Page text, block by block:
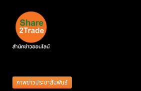
ภาพข่าวประชาสัมพันธ์